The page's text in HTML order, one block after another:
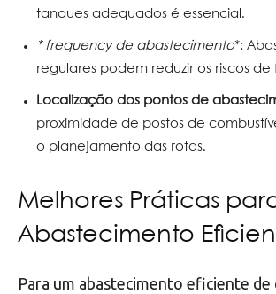
tanques adequados é essencial.
* frequency de abastecimento*:
regulares podem reduzir os riscos de
Localização dos pontos de
proximidade de postos de
o planejamento das rotas.
Melhores Práticas
Abastecimento
Para um abastecimento eficiente de